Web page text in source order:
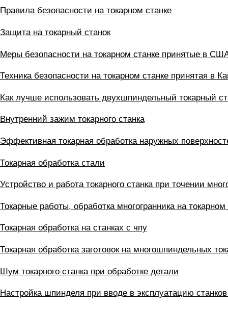
Правила безопасности на токарном станке
Защита на токарный станок
Меры безопасности на токарном станке принятые в
Техника безопасности на токарном станке принятая в
Как лучше использовать двухшпиндельный токарный
Внутренний зажим токарного станка
Эффективная токарная обработка наружных
Токарная обработка стали
Устройство и работа токарного станка при точении
Токарные работы, обработка многогранника на токарном
Токарная обработка на станках с чпу
Токарная обработка заготовок на многошпиндельных
Шум токарного станка при обработке детали
Настройка шпинделя при вводе в эксплуатацию